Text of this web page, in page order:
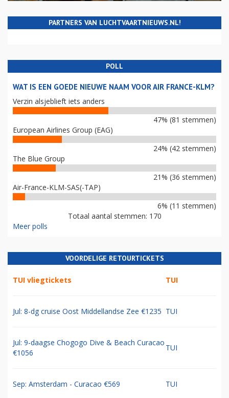
PARTNERS VAN LUCHTVAARTNIEUWS.NL!
POLL
WAT IS EEN GOEDE NIEUWE NAAM VOOR AIR FRANCE-KLM?
Verzin alsjeblieft iets anders
47% (81 stemmen)
European Airlines Group (EAG)
24% (42 stemmen)
The Blue Group
21% (36 stemmen)
Air-France-KLM-SAS(-TAP)
6% (11 stemmen)
Totaal aantal stemmen: 170
Meer polls
VOORDELIGE RETOURTICKETS
TUI vliegtickets TUI
Jul: 8-dg cruise Oost Middellandse Zee €1235 TUI
Jul: 9-daagse Chogogo Dive & Beach Curacao
€1056
TUI
Sep: Amsterdam - Curacao €569 TUI